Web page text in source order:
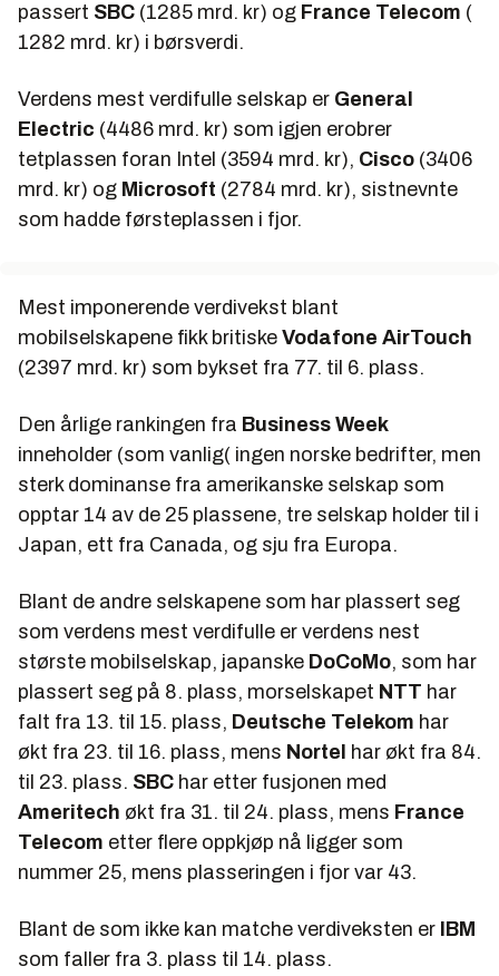
passert SBC (1285 mrd. kr) og France Telecom (
1282 mrd. kr) i børsverdi.
Verdens mest verdifulle selskap er General
Electric (4486 mrd. kr) som igjen erobrer
tetplassen foran Intel (3594 mrd. kr), Cisco (3406
mrd. kr) og Microsoft (2784 mrd. kr), sistnevnte
som hadde førsteplassen i fjor.
Mest imponerende verdivekst blant
mobilselskapene fikk britiske Vodafone AirTouch
(2397 mrd. kr) som bykset fra 77. til 6. plass.
Den årlige rankingen fra Business Week
inneholder (som vanlig( ingen norske bedrifter, men
sterk dominanse fra amerikanske selskap som
opptar 14 av de 25 plassene, tre selskap holder til i
Japan, ett fra Canada, og sju fra Europa.
Blant de andre selskapene som har plassert seg
som verdens mest verdifulle er verdens nest
største mobilselskap, japanske DoCoMo, som har
plassert seg på 8. plass, morselskapet NTT har
falt fra 13. til 15. plass, Deutsche Telekom har
økt fra 23. til 16. plass, mens Nortel har økt fra 84.
til 23. plass. SBC har etter fusjonen med
Ameritech økt fra 31. til 24. plass, mens France
Telecom etter flere oppkjøp nå ligger som
nummer 25, mens plasseringen i fjor var 43.
Blant de som ikke kan matche verdiveksten er IBM
som faller fra 3. plass til 14. plass.